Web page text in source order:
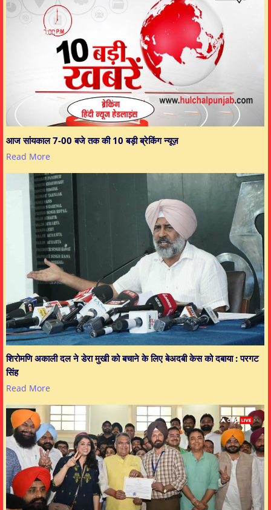
आज सांयकाल 7-00 बजे तक की 10 बड़ी ब्रेकिंग न्यूज़
Read More
शिरोमणि अकाली दल ने डेरा मुखी को बचाने के लिए बेअदबी केस को दबाया : परगट
सिंह
Read More